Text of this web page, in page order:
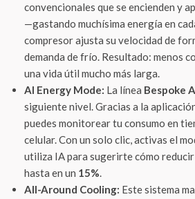
convencionales que se encienden y
—gastando muchísima energía en
compresor ajusta su velocidad de
demanda de frío. Resultado: menos
una vida útil mucho más larga.
AI Energy Mode: La línea Bespoke
siguiente nivel. Gracias a la
puedes monitorear tu consumo en
celular. Con un solo clic, activas el
utiliza IA para sugerirte cómo
hasta en un 15%.
All-Around Cooling: Este sistema